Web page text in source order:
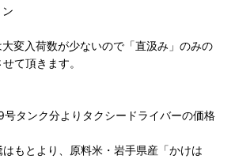
変入荷数が少ないので「直汲み」のみの
て頂きます。
タンク分よりタクシードライバーの価格
はもとより、原料米・岩手県産「かけは